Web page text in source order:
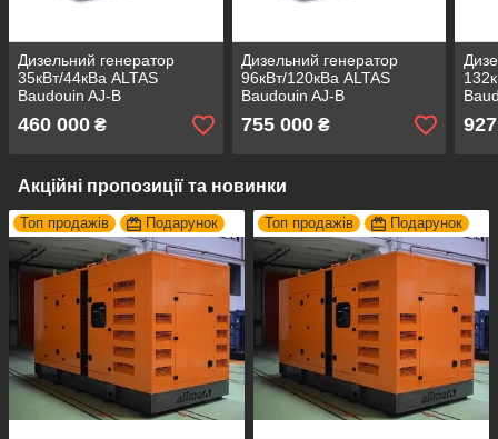
Дизельний генератор
35кВт/44кВа ALTAS
Baudouin AJ-B
460 000 ₴
Дизельний генератор
96кВт/120кВа ALTAS
Baudouin AJ-B
755 000₴
Акційні пропозиції та новинки
Топ продажів Подарунок Топ продажів Подарунок